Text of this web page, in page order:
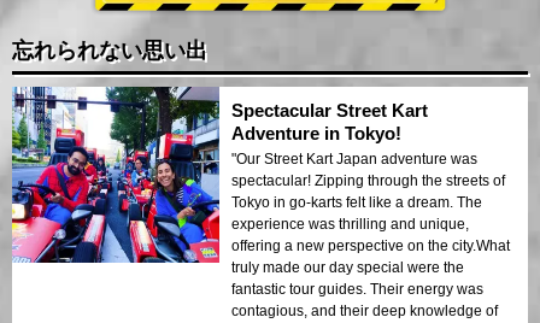
忘れられない思い出
Spectacular Street Kart
Adventure in Tokyo!
"Our Street Kart Japan adventure was
spectacular! Zipping through the streets of
Tokyo in go-karts felt like a dream. The
experience was thrilling and unique,
offering a new perspective on the city.What
truly made our day special were the
fantastic tour guides. Their energy was
contagious, and their deep knowledge of